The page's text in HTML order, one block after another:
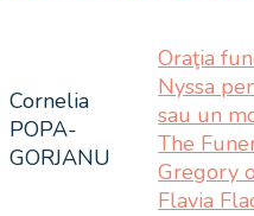
Cornelia
POPA-
GORJANU
Oraţia
Nyssa
sau un
The
Gregory
Flavia